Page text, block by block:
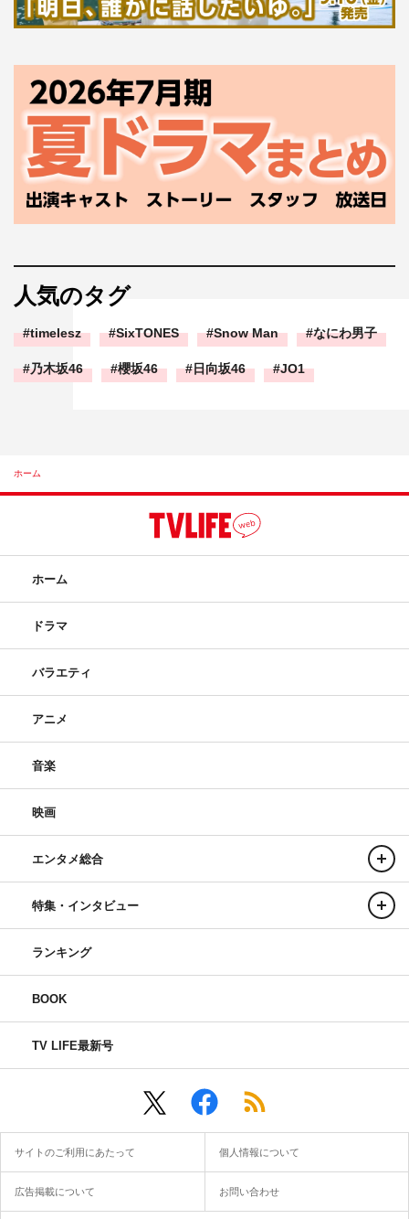
人気のタグ
timelesz SixTONES Snow Man なにわ男子
乃木坂46 櫻坂46 日向坂46 JO1
ホーム
ホーム
ドラマ
バラエティ
アニメ
音楽
映画
エンタメ総合
特集・インタビュー
ランキング
BOOK
TV LIFE最新号
サイトのご利用にあたって 個人情報について
広告掲載について お問い合わせ